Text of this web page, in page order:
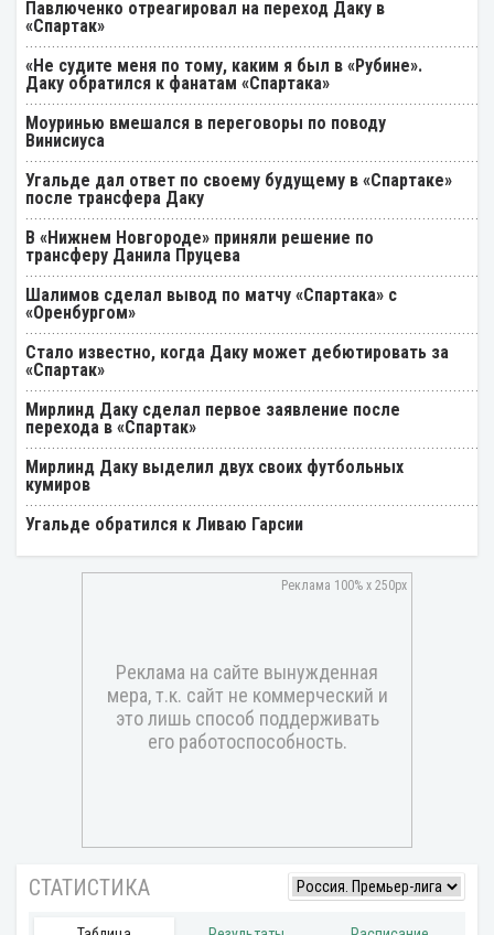
Павлюченко отреагировал на переход Даку в
«Спартак»
«Не судите меня по тому, каким я был в «Рубине».
Даку обратился к фанатам «Спартака»
Моуринью вмешался в переговоры по поводу
Винисиуса
Угальде дал ответ по своему будущему в «Спартаке»
после трансфера Даку
В «Нижнем Новгороде» приняли решение по
трансферу Данила Пруцева
Шалимов сделал вывод по матчу «Спартака» с
«Оренбургом»
Стало известно, когда Даку может дебютировать за
«Спартак»
Мирлинд Даку сделал первое заявление после
перехода в «Спартак»
Мирлинд Даку выделил двух своих футбольных
кумиров
Угальде обратился к Ливаю Гарсии